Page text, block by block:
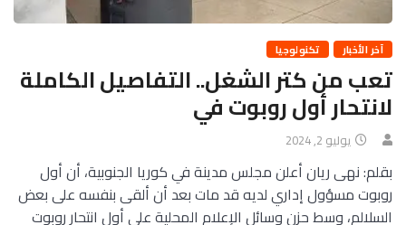
آخر الأخبار تكنولوجيا
تعب من كتر الشغل.. التفاصيل الكاملة
لانتحار أول روبوت في
يوليو 2, 2024
بقلم: نهى ريان أعلن مجلس مدينة في كوريا الجنوبية، أن أول
روبوت مسؤول إداري لديه قد مات بعد أن ألقى بنفسه على بعض
السلالم، وسط حزن وسائل الإعلام المحلية على أول انتحار روبوت